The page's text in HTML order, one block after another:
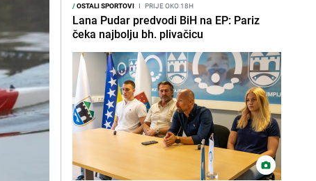
/OSTALI SPORTOVI I PRIJE OKO 18H
Lana Pudar predvodi BiH na EP: Pariz
čeka najbolju bh. plivačicu